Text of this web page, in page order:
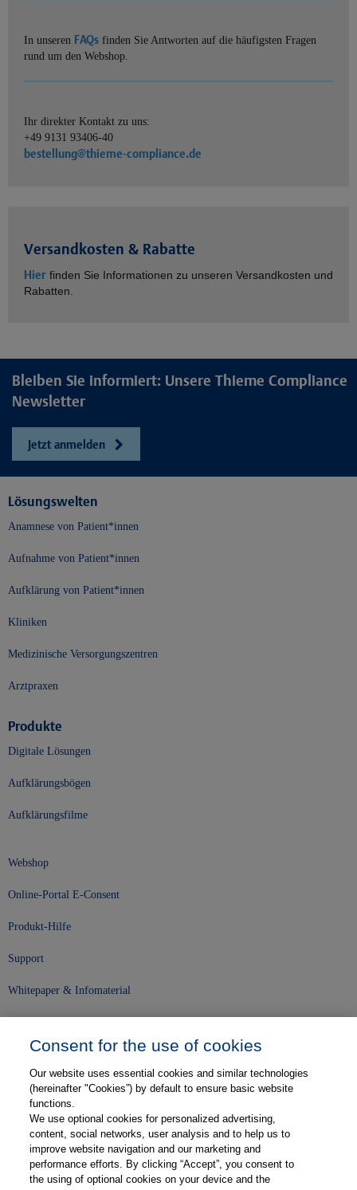
In unseren FAQs finden Sie Antworten auf die häufigsten Fragen
rund um den Webshop.
Ihr direkter Kontakt zu uns:
+49 9131 93406-40
bestellung@thieme-compliance.de
Versandkosten & Rabatte
Hier finden Sie Informationen zu unseren Versandkosten und
Rabatten.
Bleiben Sie informiert: Unsere Thieme Compliance
Newsletter
Jetzt anmelden
Lösungswelten
Anamnese von Patient*innen
Aufnahme von Patient*innen
Aufklärung von Patient*innen
Kliniken
Medizinische Versorgungszentren
Arztpraxen
Produkte
Digitale Lösungen
Aufklärungsbögen
Aufklärungsfilme
Webshop
Online-Portal E-Consent
Produkt-Hilfe
Support
Whitepaper & Infomaterial
Karriere
Kontakt
Web-Semniare
Anwenderberichte
Consent for the use of cookies
Our website uses essential cookies and similar technologies
(hereinafter "Cookies”) by default to ensure basic website
functions.
We use optional cookies for personalized advertising,
content, social networks, user analysis and to help us to
improve website navigation and our marketing and
performance efforts. By clicking “Accept”, you consent to
the using of optional cookies on your device and the